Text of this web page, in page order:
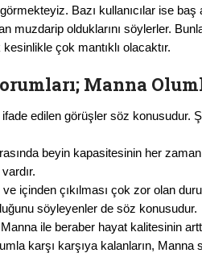
Bazı kullanıcılar ise baş
muzdarip olduklarını söylerler.
çok mantıklı olacaktır.
Manna
edilen görüşler söz konusudur.
beyin kapasitesinin her
içinden çıkılması çok zor olan
söyleyenler de söz konusudur.
ile beraber hayat kalitesinin
karşı karşıya kalanların, Manna